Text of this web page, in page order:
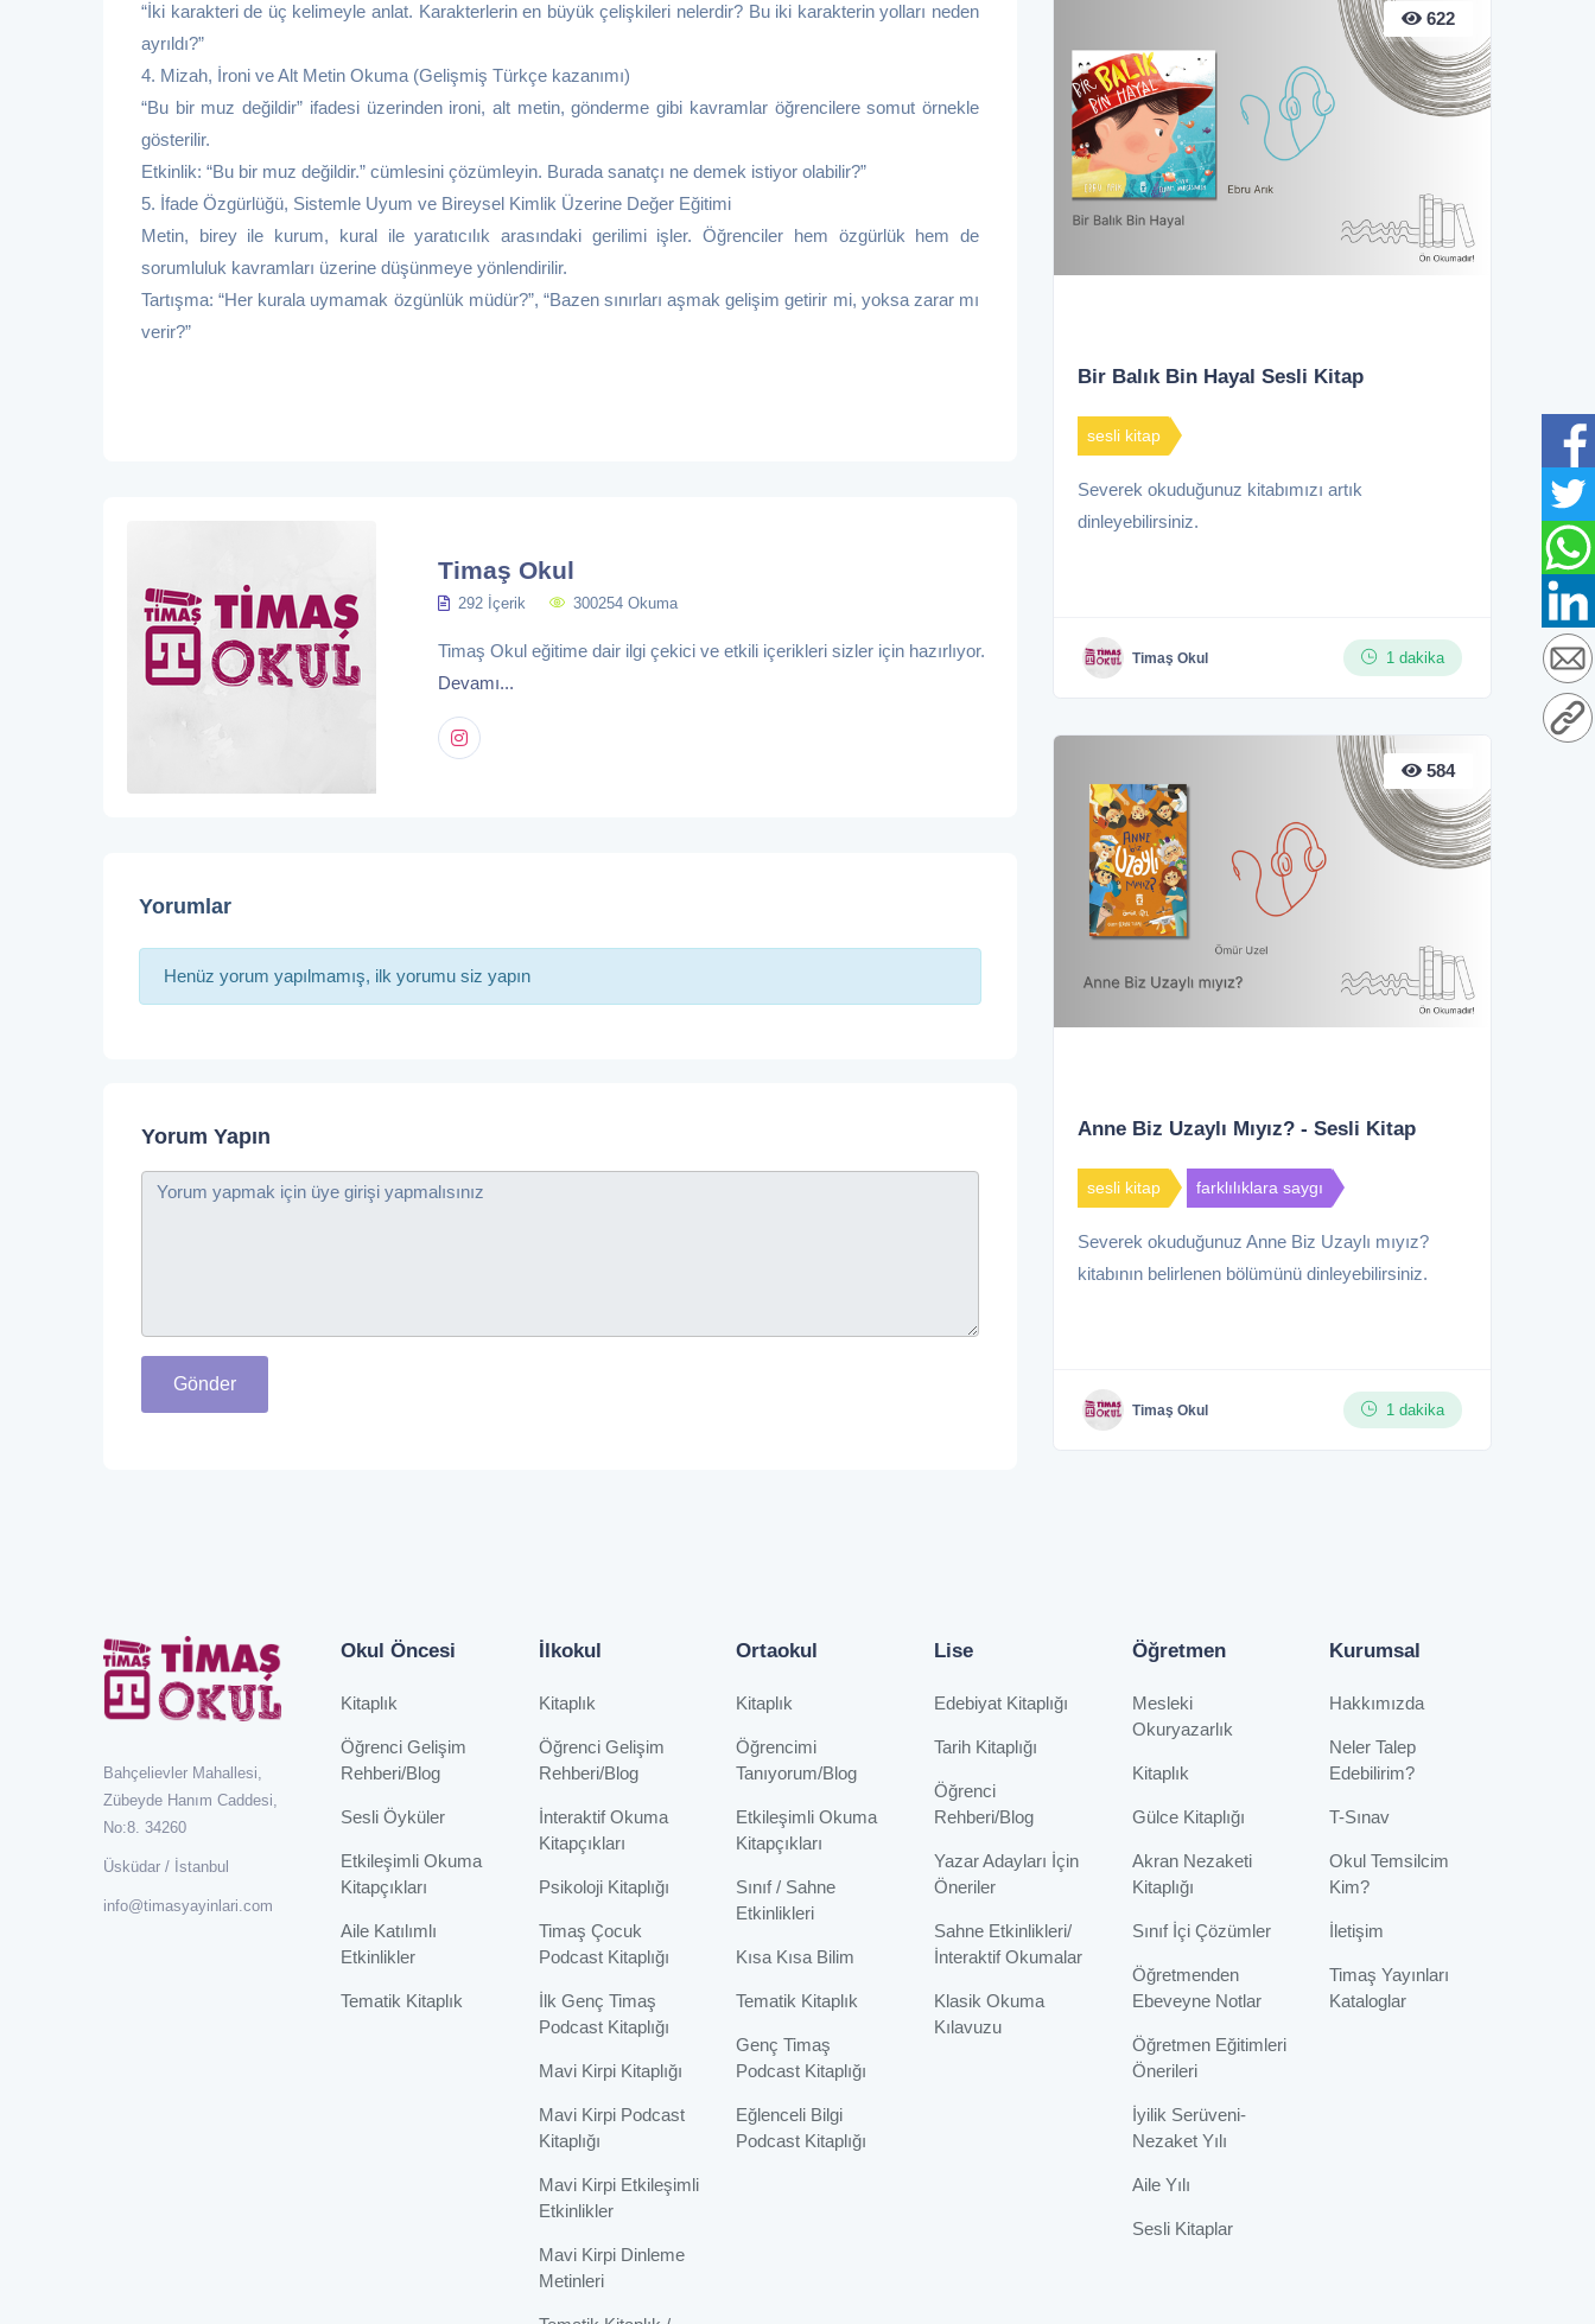
“İki karakteri de üç kelimeyle anlat. Karakterlerin en büyük çelişkileri nelerdir? Bu iki karakterin yolları neden
ayrıldı?”
4. Mizah, İroni ve Alt Metin Okuma (Gelişmiş Türkçe kazanımı)
“Bu bir muz değildir” ifadesi üzerinden ironi, alt metin, gönderme gibi kavramlar öğrencilere somut örnekle
gösterilir.
Etkinlik: “Bu bir muz değildir.” cümlesini çözümleyin. Burada sanatçı ne demek istiyor olabilir?”
5. İfade Özgürlüğü, Sistemle Uyum ve Bireysel Kimlik Üzerine Değer Eğitimi
Metin, birey ile kurum, kural ile yaratıcılık arasındaki gerilimi işler. Öğrenciler hem özgürlük hem de
sorumluluk kavramları üzerine düşünmeye yönlendirilir.
Tartışma: “Her kurala uymamak özgünlük müdür?”, “Bazen sınırları aşmak gelişim getirir mi, yoksa zarar mı
verir?”
Timaş Okul
292 İçerik 300254 Okuma
Timaş Okul eğitime dair ilgi çekici ve etkili içerikleri sizler için hazırlıyor.
Devamı...
Yorumlar
Henüz yorum yapılmamış, ilk yorumu siz yapın
Yorum Yapın
Gönder
622
Bir Balık Bin Hayal Sesli Kitap
sesli kitap
Severek okuduğunuz kitabımızı artık
dinleyebilirsiniz.
Timaş Okul 1 dakika
584
Anne Biz Uzaylı Mıyız? - Sesli Kitap
sesli kitap farklılıklara saygı
Severek okuduğunuz Anne Biz Uzaylı mıyız?
kitabının belirlenen bölümünü dinleyebilirsiniz.
Timaş Okul 1 dakika
Bahçelievler Mahallesi,
Zübeyde Hanım Caddesi,
No:8. 34260
Üsküdar / İstanbul
info@timasyayinlari.com
Okul Öncesi
Kitaplık
Öğrenci Gelişim
Rehberi/Blog
Sesli Öyküler
Etkileşimli Okuma
Kitapçıkları
Aile Katılımlı
Etkinlikler
Tematik Kitaplık
İlkokul
Kitaplık
Öğrenci Gelişim
Rehberi/Blog
İnteraktif Okuma
Kitapçıkları
Psikoloji Kitaplığı
Timaş Çocuk
Podcast Kitaplığı
İlk Genç Timaş
Podcast Kitaplığı
Mavi Kirpi Kitaplığı
Mavi Kirpi Podcast
Kitaplığı
Mavi Kirpi Etkileşimli
Etkinlikler
Mavi Kirpi Dinleme
Metinleri
Ortaokul
Kitaplık
Öğrencimi
Tanıyorum/Blog
Etkileşimli Okuma
Kitapçıkları
Sınıf / Sahne
Etkinlikleri
Kısa Kısa Bilim
Tematik Kitaplık
Genç Timaş
Podcast Kitaplığı
Eğlenceli Bilgi
Podcast Kitaplığı
Lise
Edebiyat Kitaplığı
Tarih Kitaplığı
Öğrenci
Rehberi/Blog
Yazar Adayları İçin
Öneriler
Sahne Etkinlikleri/
İnteraktif Okumalar
Klasik Okuma
Kılavuzu
Öğretmen
Mesleki
Okuryazarlık
Kitaplık
Gülce Kitaplığı
Akran Nezaketi
Kitaplığı
Sınıf İçi Çözümler
Öğretmenden
Ebeveyne Notlar
Öğretmen Eğitimleri
Önerileri
İyilik Serüveni-
Nezaket Yılı
Aile Yılı
Sesli Kitaplar
Kurumsal
Hakkımızda
Neler Talep
Edebilirim?
T-Sınav
Okul Temsilcim
Kim?
İletişim
Timaş Yayınları
Kataloglar